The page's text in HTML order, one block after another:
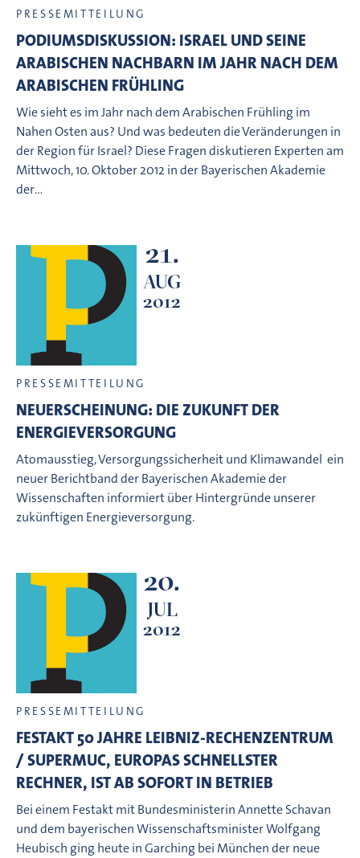
PRESSEMITTEILUNG
PODIUMSDISKUSSION: ISRAEL UND SEINE
ARABISCHEN NACHBARN IM JAHR NACH DEM
ARABISCHEN FRÜHLING
Wie sieht es im Jahr nach dem Arabischen Frühling im
Nahen Osten aus? Und was bedeuten die Veränderungen in
der Region für Israel? Diese Fragen diskutieren Experten am
Mittwoch, 10. Oktober 2012 in der Bayerischen Akademie
der…
21.
AUG
2012
PRESSEMITTEILUNG
NEUERSCHEINUNG: DIE ZUKUNFT DER
ENERGIEVERSORGUNG
Atomausstieg, Versorgungssicherheit und Klimawandel  ein
neuer Berichtband der Bayerischen Akademie der
Wissenschaften informiert über Hintergründe unserer
zukünftigen Energieversorgung.
20.
JUL
2012
PRESSEMITTEILUNG
FESTAKT 50 JAHRE LEIBNIZ-RECHENZENTRUM
/ SUPERMUC, EUROPAS SCHNELLSTER
RECHNER, IST AB SOFORT IN BETRIEB
Bei einem Festakt mit Bundesministerin Annette Schavan
und dem bayerischen Wissenschaftsminister Wolfgang
Heubisch ging heute in Garching bei München der neue